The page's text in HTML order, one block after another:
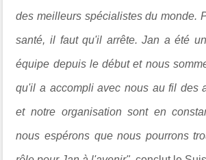
des meilleurs spécialistes du monde.
santé, il faut qu'il arrête. Jan a été
équipe depuis le début et nous
qu'il a accompli avec nous au fil des
et notre organisation sont en
nous espérons que nous pourrons